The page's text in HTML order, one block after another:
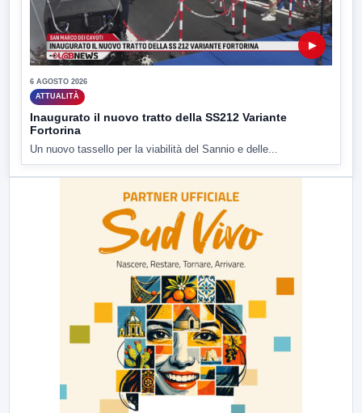
▶
6 AGOSTO 2026
ATTUALITÀ
Inaugurato il nuovo tratto della SS212 Variante
Fortorina
Un nuovo tassello per la viabilità del Sannio e delle...